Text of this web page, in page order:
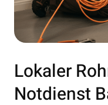
Lokaler
Notdienst